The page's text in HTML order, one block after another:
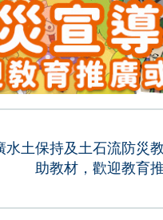
水土保持及土石流防災
助教材，歡迎教育